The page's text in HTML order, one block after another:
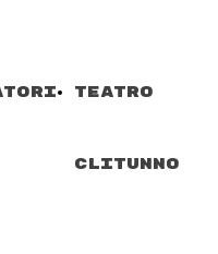
Teatro
Clitunno